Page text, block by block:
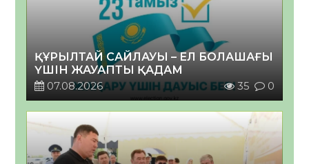
ҚҰРЫЛТАЙ САЙЛАУЫ – ЕЛ БОЛАШАҒЫ
ҮШІН ЖАУАПТЫ ҚАДАМ
07.08.2026
35 0